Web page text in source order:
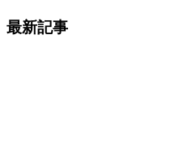
最新記事